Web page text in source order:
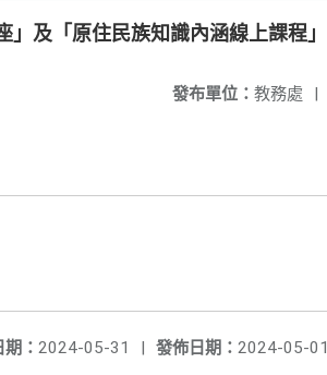
及「原住民族知識內涵線上課程」
發布單位： 教務處 |
發佈日期： 2024-05-01
： 2024-05-31 |